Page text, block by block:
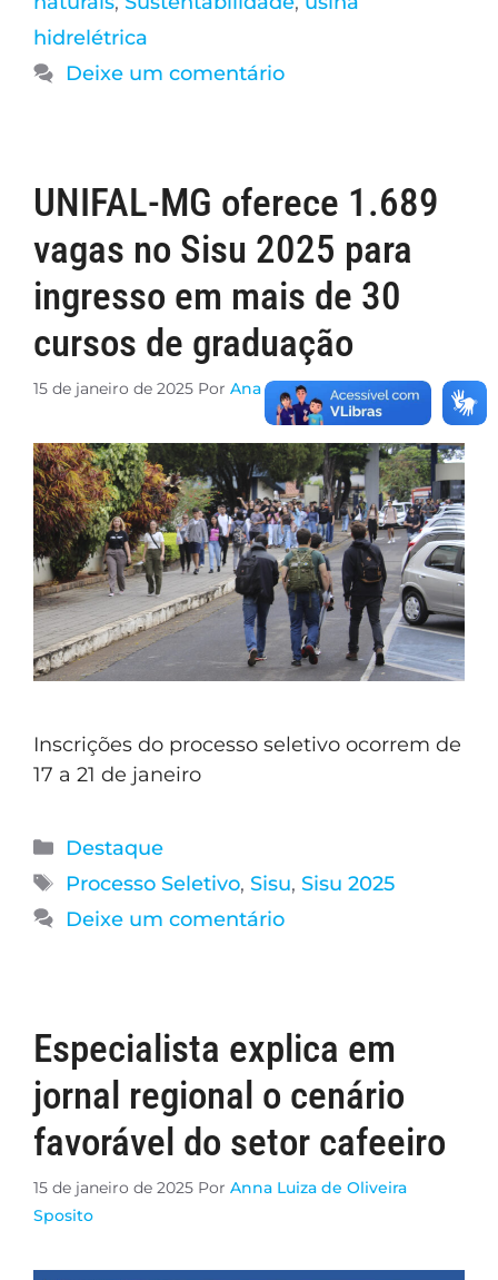
hidrelétrica
Deixe um comentário
UNIFAL-MG oferece 1.689
vagas no Sisu 2025 para
ingresso em mais de 30
cursos de graduação
15 de janeiro de 2025 Por Ana Carolina Araújo
Inscrições do processo seletivo ocorrem de
17 a 21 de janeiro
Destaque
Processo Seletivo, Sisu, Sisu 2025
Deixe um comentário
Especialista explica em
jornal regional o cenário
favorável do setor cafeeiro
15 de janeiro de 2025 Por Anna Luiza de Oliveira
Sposito